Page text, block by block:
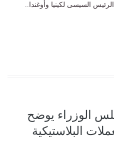
السيسى لكينيا وأوغندا..
مجلس الوزراء يوضح
البلاستيكية